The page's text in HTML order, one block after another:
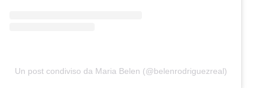
Un post condiviso da Maria Belen (@belenrodriguezreal)